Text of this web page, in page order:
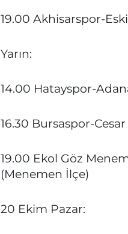
19.00 Akhisarspor-
Yarın:
14.00 Hatayspor-
16.30 Bursaspor-
19.00 Ekol Göz
(Menemen İlçe)
20 Ekim Pazar: